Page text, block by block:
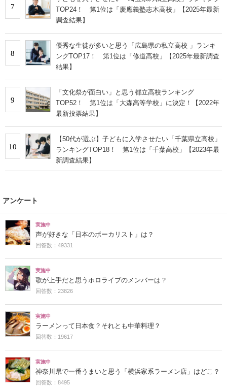
7
TOP24！ 第1位は「慶應義塾志木高校」【2025年最新
調査結果】
8
優秀な生徒が多いと思う「広島県の私立高校 」ランキ
ングTOP17！ 第1位は「修道高校」【2025年最新調査
結果】
9
「文化祭が面白い」と思う都立高校ランキング
TOP52！ 第1位は「大森高等学校」に決定！【2022年
最新投票結果】
10
【50代が選ぶ】子どもに入学させたい「千葉県立高校」
ランキングTOP18！ 第1位は「千葉高校」【2023年最
新調査結果】
アンケート
実施中
声が好きな「日本のボーカリスト」は？
回答数：49331
実施中
歌が上手だと思うホロライブのメンバーは？
回答数：23826
実施中
ラーメンって日本食？それとも中華料理？
回答数：19617
実施中
神奈川県で一番うまいと思う「横浜家系ラーメン店」はどこ？
回答数：8495